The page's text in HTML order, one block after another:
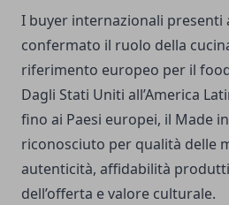
I buyer internazionali presenti
confermato il ruolo della
riferimento europeo per il
Dagli Stati Uniti all’America
fino ai Paesi europei, il Made
riconosciuto per qualità delle
autenticità, affidabilità
dell’offerta e valore culturale.